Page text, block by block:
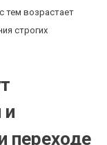
тем возрастает
строгих
и
переходе